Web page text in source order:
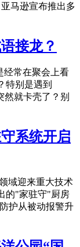
马逊宣布推出多
接龙？
经常在聚会上看
特别是遇到
然就卡壳了？别
系统开启
域迎来重大技术
的"家驻守"厨房
护从被动报警升